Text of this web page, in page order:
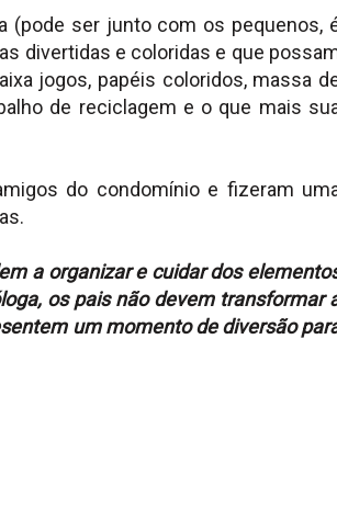
(pode ser junto com os pequenos,
divertidas e coloridas e que
jogos, papéis coloridos, massa
de reciclagem e o que mais
do condomínio e fizeram
a organizar e cuidar dos
os pais não devem transformar
um momento de diversão